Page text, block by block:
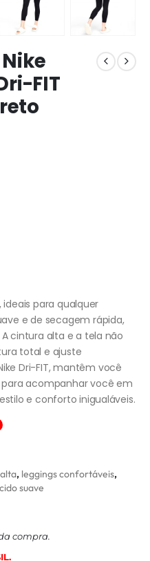
FIT
ideais para qualquer
e de secagem rápida,
cintura alta e a tela não
total e ajuste
Dri-FIT, mantêm você
acompanhar você em
e conforto inigualáveis.
, leggings confortáveis,
suave
compra.